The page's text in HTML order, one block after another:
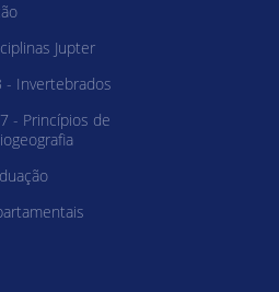
Jupter
- Invertebrados
- Princípios de